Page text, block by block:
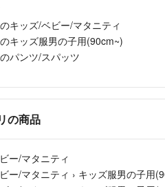
キッズ/ベビー/マタニティ
キッズ服男の子用(90cm~)
パンツ/スパッツ
の商品
ー/マタニティ
ー/マタニティ › キッズ服男の子用